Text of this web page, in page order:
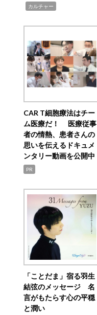
カルチャー
CAR T細胞療法はチー
ム医療だ！ 医療従事
者の情熱、患者さんの
思いを伝えるドキュメ
ンタリー動画を公開中
PR
「ことだま」宿る羽生
結弦のメッセージ 名
言がもたらす心の平穏
と潤い